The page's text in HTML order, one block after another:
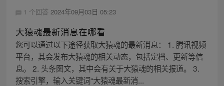
1 个回答 2024年09月03日 05:23
大猿魂最新消息在哪看
您可以通过以下途径获取大猿魂的最新消息： 1. 腾讯视频
平台，其会发布大猿魂的相关动态，包括定档、更新等信
息。 2. 头条图文，其中会有关于大猿魂的相关报道。 3.
搜索引擎，输入关键词“大猿魂最新消...